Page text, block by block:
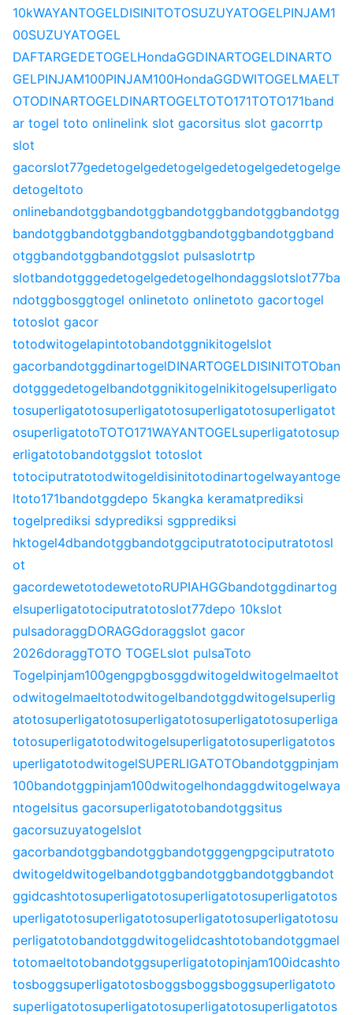
10kWAYANTOGELDISINITOTOSUZUYATOGELPINJAM1
00SUZUYATOGEL
DAFTARGEDETOGELHondaGGDINARTOGELDINARTO
GELPINJAM100PINJAM100HondaGGDWITOGELMAELT
OTODINARTOGELDINARTOGELTOTO171TOTO171band
ar togel toto onlinelink slot gacorsitus slot gacorrtp
slot
gacorslot77gedetogelgedetogelgedetogelgedetogelge
detogeltoto
onlinebandotggbandotggbandotggbandotggbandotgg
bandotggbandotggbandotggbandotggbandotggband
otggbandotggbandotggslot pulsaslotrtp
slotbandotgggedetogelgedetogelhondaggslotslot77ba
ndotggbosggtogel onlinetoto onlinetoto gacortogel
totoslot gacor
totodwitogelapintotobandotggnikitogelslot
gacorbandotggdinartogelDINARTOGELDISINITOTOban
dotgggedetogelbandotggnikitogelnikitogelsuperligato
tosuperligatotosuperligatotosuperligatotosuperligatot
osuperligatotoTOTO171WAYANTOGELsuperligatotosup
erligatotobandotggslot totoslot
totociputratotodwitogeldisinitotodinartogelwayantoge
ltoto171bandotggdepo 5kangka keramatprediksi
togelprediksi sdyprediksi sgpprediksi
hktogel4dbandotggbandotggciputratotociputratotosl
ot
gacordewetotodewetotoRUPIAHGGbandotggdinartog
elsuperligatotociputratotoslot77depo 10kslot
pulsadoraggDORAGGdoraggslot gacor
2026doraggTOTO TOGELslot pulsaToto
Togelpinjam100gengpgbosggdwitogeldwitogelmaeltot
odwitogelmaeltotodwitogelbandotggdwitogelsuperlig
atotosuperligatotosuperligatotosuperligatotosuperliga
totosuperligatotodwitogelsuperligatotosuperligatotos
uperligatotodwitogelSUPERLIGATOTObandotggpinjam
100bandotggpinjam100dwitogelhondaggdwitogelwaya
ntogelsitus gacorsuperligatotobandotggsitus
gacorsuzuyatogelslot
gacorbandotggbandotggbandotgggengpgciputratoto
dwitogeldwitogelbandotggbandotggbandotggbandot
ggidcashtotosuperligatotosuperligatotosuperligatotos
uperligatotosuperligatotosuperligatotosuperligatotosu
perligatotobandotggdwitogelidcashtotobandotggmael
totomaeltotobandotggsuperligatotopinjam100idcashto
tosboggsuperligatotosboggsboggsboggsuperligatoto
superligatotosuperligatotosuperligatotosuperligatotos